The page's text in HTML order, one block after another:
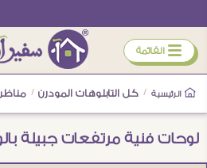
ÿ القائمة
الرئيسية / كل التابلوهات المودرن /
لوحات فنية مرتفعات جبيلة